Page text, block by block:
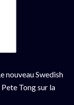
nouveau Swedish
Tong sur la